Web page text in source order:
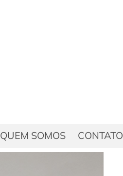
QUEM SOMOS
CONTATO